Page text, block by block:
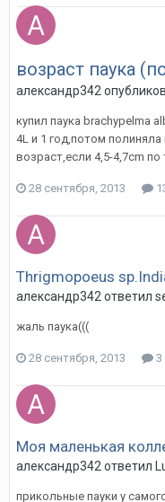
возраст паука
александр342
купил паука brachypelma
4L и 1 год,потом
возраст,если 4,5-4,7cm по
28 сентября, 2013
Thrigmopoeus
александр342 ответил
жаль паука(((
28 сентября, 2013 3
Моя маленькая
александр342 ответил
прикольные пауки у